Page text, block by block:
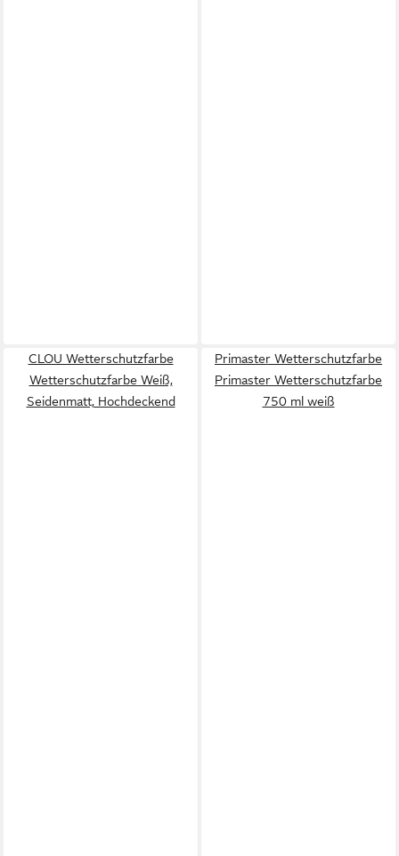
CLOU Wetterschutzfarbe
Wetterschutzfarbe Weiß,
Seidenmatt, Hochdeckend
Primaster Wetterschutzfarbe
Primaster Wetterschutzfarbe
750 ml weiß